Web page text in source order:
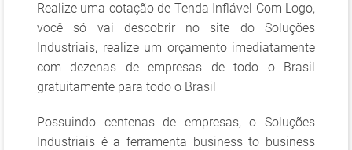
Realize uma cotação de Tenda Inflável Com Logo,
você só vai descobrir no site do Soluções
Industriais, realize um orçamento imediatamente
com dezenas de empresas de todo o Brasil
gratuitamente para todo o Brasil
Possuindo centenas de empresas, o Soluções
Industriais é a ferramenta business to business